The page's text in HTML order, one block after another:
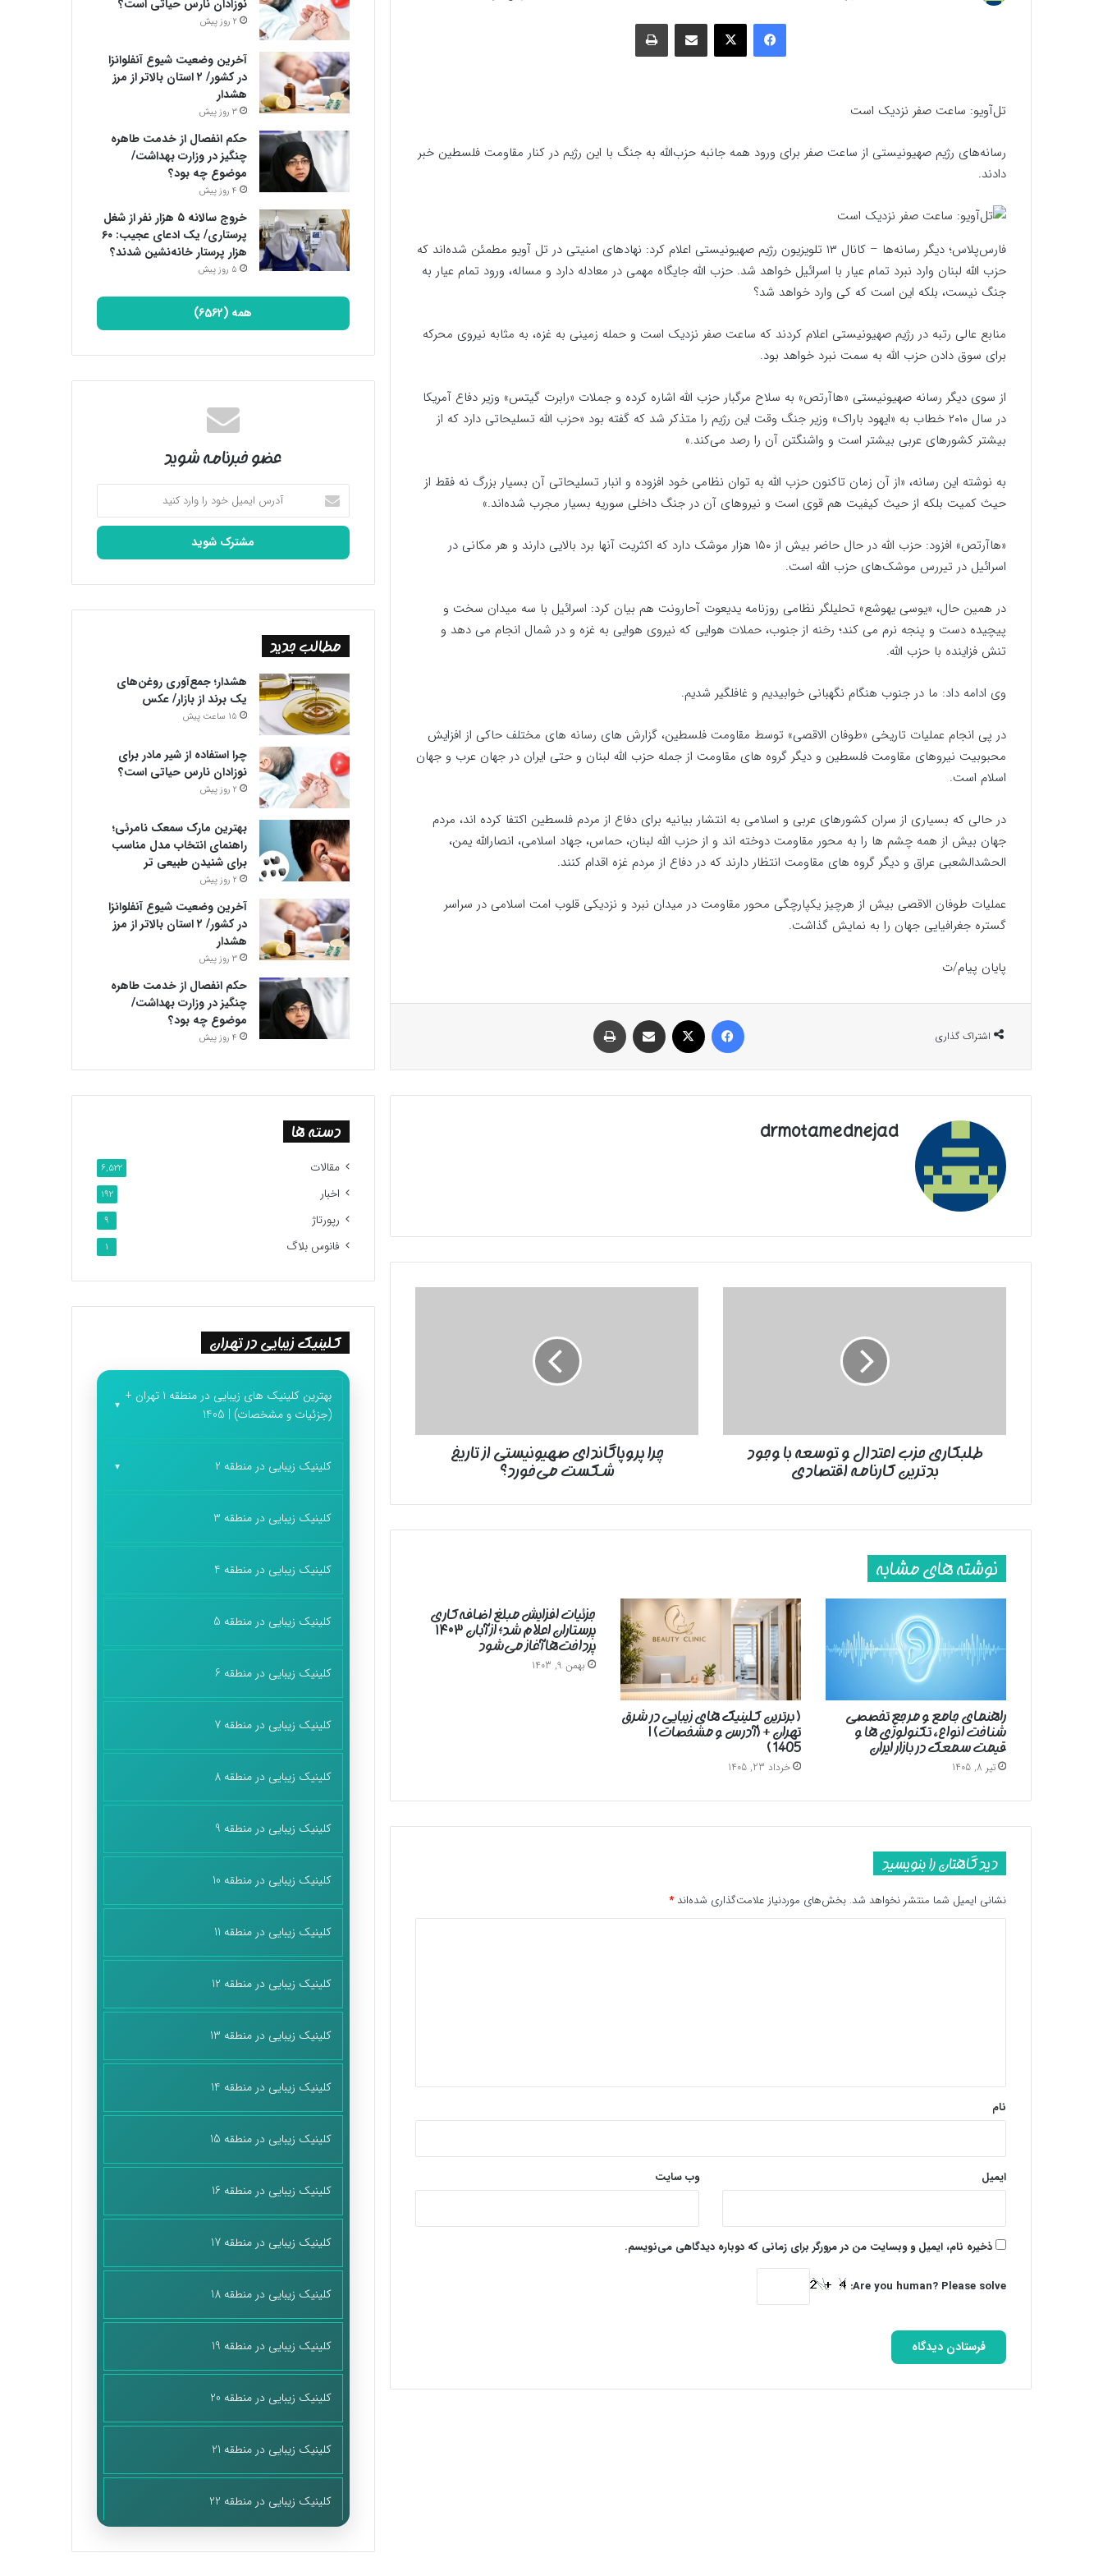
فیسبوک ایکس اشتراک گذاری با ایمیل چاپ
تل‌آویو: ساعت صفر نزدیک است
رسانه‌های رژیم صهیونیستی از ساعت صفر برای ورود همه جانبه حزب‌الله به جنگ با این رژیم در کنار مقاومت فلسطین خبر
دادند.
فارس‌پلاس؛ دیگر رسانه‌ها – کانال ۱۳ تلویزیون رژیم صهیونیستی اعلام کرد: نهادهای امنیتی در تل آویو مطمئن شده‌اند که
حزب الله لبنان وارد نبرد تمام عیار با اسرائیل خواهد شد. حزب الله جایگاه مهمی در معادله دارد و مساله، ورود تمام عیار به
جنگ نیست، بلکه این است که کی وارد خواهد شد؟
منابع عالی رتبه در رژیم صهیونیستی اعلام کردند که ساعت صفر نزدیک است و حمله زمینی به غزه، به مثابه نیروی محرکه
برای سوق دادن حزب الله به سمت نبرد خواهد بود.
از سوی دیگر رسانه صهیونیستی «هاآرتص» به سلاح مرگبار حزب الله اشاره کرده و جملات «رابرت گیتس» وزیر دفاع آمریکا
در سال ۲۰۱۰ خطاب به «ایهود باراک» وزیر جنگ وقت این رژیم را متذکر شد که گفته بود «حزب الله تسلیحاتی دارد که از
بیشتر کشورهای عربی بیشتر است و واشنگتن آن را رصد می‌کند.»
به نوشته این رسانه، «از آن زمان تاکنون حزب الله به توان نظامی خود افزوده و انبار تسلیحاتی آن بسیار بزرگ نه فقط از
حیث کمیت بلکه از حیث کیفیت هم قوی است و نیروهای آن در جنگ داخلی سوریه بسیار مجرب شده‌اند.»
«هاآرتص» افزود: حزب الله در حال حاضر بیش از ۱۵۰ هزار موشک دارد که اکثریت آنها برد بالایی دارند و هر مکانی در
اسرائیل در تیررس موشک‌های حزب الله است.
در همین حال، «یوسی یهوشع» تحلیلگر نظامی روزنامه یدیعوت آحارونت هم بیان کرد: اسرائیل با سه میدان سخت و
پیچیده دست و پنجه نرم می کند؛ رخنه از جنوب، حملات هوایی که نیروی هوایی به غزه و در شمال انجام می دهد و
تنش فزاینده با حزب الله.
وی ادامه داد: ما در جنوب هنگام نگهبانی خوابیدیم و غافلگیر شدیم.
در پی انجام عملیات تاریخی «طوفان الاقصی» توسط مقاومت فلسطین، گزارش های رسانه های مختلف حاکی از افزایش
محبوبیت نیروهای مقاومت فلسطین و دیگر گروه های مقاومت از جمله حزب الله لبنان و حتی ایران در جهان عرب و جهان
اسلام است.
در حالی که بسیاری از سران کشورهای عربی و اسلامی به انتشار بیانیه برای دفاع از مردم فلسطین اکتفا کرده اند، مردم
جهان بیش از همه چشم ها را به محور مقاومت دوخته اند و از حزب الله لبنان، حماس، جهاد اسلامی، انصارالله یمن،
الحشدالشعبی عراق و دیگر گروه های مقاومت انتظار دارند که در دفاع از مردم غزه اقدام کنند.
عملیات طوفان الاقصی بیش از هرچیز یکپارچگی محور مقاومت در میدان نبرد و نزدیکی قلوب امت اسلامی در سراسر
گستره جغرافیایی جهان را به نمایش گذاشت.
پایان پیام/ت
اشتراک گذاری
فیسبوک ایکس اشتراک گذاری با ایمیل
drmotamednejad
کارنامه
اقتصادیطلبکاری حزب اعتدال و توسعه با وجود
بدترین کارنامه اقتصادی
چرا پروپاگاندای صهیونیستی از تاریخ
شکست می‌خورد؟
نوشته های مشابه
راهنمای جامع و مرجع تخصصی
شناخت انواع، تکنولوژی ها و
قیمت سمعک در بازار ایران
تیر 8, 1405
( برترین کلینیک های زیبایی در شرق
تهران + (آدرس و مشخصات) |
1405 )
خرداد 23, 1405
جزئیات افزایش مبلغ اضافه‌کاری
پرستاران اعلام شد؛ از آبان ۱۴۰۳
پرداخت‌ها آغاز می‌شود
بهمن 9, 1403
دیدگاهتان را بنویسید
نشانی ایمیل شما منتشر نخواهد شد. بخش‌های موردنیاز علامت‌گذاری شده‌اند *
نام
ایمیل وب‌ سایت
ذخیره نام، ایمیل و وبسایت من در مرورگر برای زمانی که دوباره دیدگاهی می‌نویسم.
Are you human? Please solve:
نوزادان نارس حیاتی است؟
2 روز پیش
آخرین وضعیت شیوع آنفلوانزا
در کشور/ ۲ استان بالاتر از مرز
هشدار
3 روز پیش
حکم انفصال از خدمت طاهره
چنگیز در وزارت بهداشت/
موضوع چه بود؟
4 روز پیش
خروج سالانه ۵ هزار نفر از شغل
پرستاری/ یک ادعای عجیب: ۶۰
هزار پرستار خانه‌نشین شدند؟
5 روز پیش
همه (6562)
عضو خبرنامه شوید
آدرس
ایمیل
خود
وارد
مطالب جدید
هشدار؛ جمع‌آوری روغن‌های
یک برند از بازار/ عکس
15 ساعت پیش
چرا استفاده از شیر مادر برای
نوزادان نارس حیاتی است؟
2 روز پیش
بهترین مارک سمعک نامرئی؛
راهنمای انتخاب مدل مناسب
برای شنیدن طبیعی تر
2 روز پیش
آخرین وضعیت شیوع آنفلوانزا
در کشور/ ۲ استان بالاتر از مرز
هشدار
3 روز پیش
حکم انفصال از خدمت طاهره
چنگیز در وزارت بهداشت/
موضوع چه بود؟
4 روز پیش
دسته ها
مقالات 6,522
اخبار 192
رپورتاژ 9
فانوس بلاگ 1
کلینیک زیبایی در تهران
بهترین کلینیک های زیبایی در منطقه 1 تهران +
(جزئیات و مشخصات) | 1405
کلینیک زیبایی در منطقه 2
کلینیک زیبایی در منطقه 3
کلینیک زیبایی در منطقه 4
کلینیک زیبایی در منطقه 5
کلینیک زیبایی در منطقه 6
کلینیک زیبایی در منطقه 7
کلینیک زیبایی در منطقه 8
کلینیک زیبایی در منطقه 9
کلینیک زیبایی در منطقه 10
کلینیک زیبایی در منطقه 11
کلینیک زیبایی در منطقه 12
کلینیک زیبایی در منطقه 13
کلینیک زیبایی در منطقه 14
کلینیک زیبایی در منطقه 15
کلینیک زیبایی در منطقه 16
کلینیک زیبایی در منطقه 17
کلینیک زیبایی در منطقه 18
کلینیک زیبایی در منطقه 19
کلینیک زیبایی در منطقه 20
کلینیک زیبایی در منطقه 21
کلینیک زیبایی در منطقه 22